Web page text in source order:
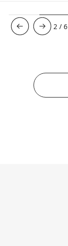
3 /6